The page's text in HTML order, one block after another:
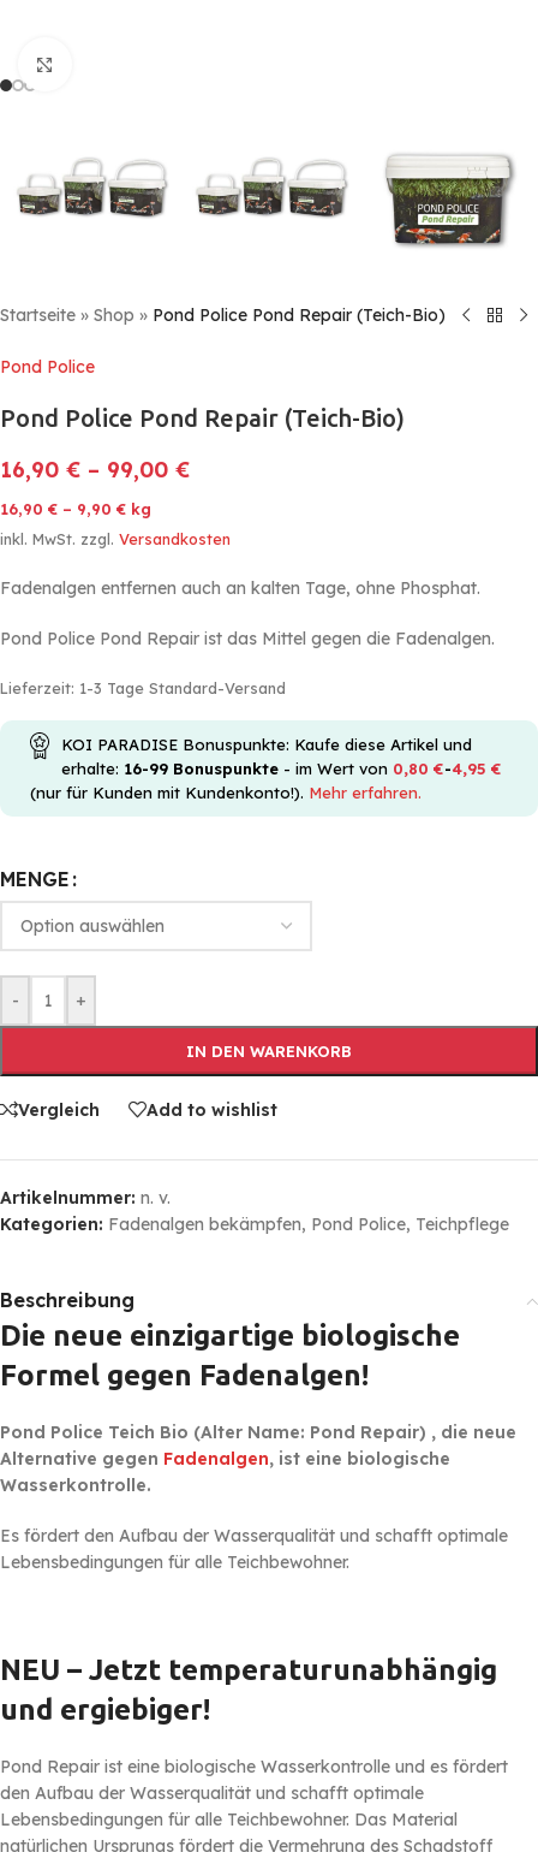
Startseite » Shop » Pond Police Pond Repair (Teich-Bio)
Pond Police
Pond Police Pond Repair (Teich-Bio)
16,90 € – 99,00 €
16,90 € – 9,90 € kg
inkl. MwSt. zzgl. Versandkosten
Fadenalgen entfernen auch an kalten Tage, ohne Phosphat.
Pond Police Pond Repair ist das Mittel gegen die Fadenalgen.
Lieferzeit: 1-3 Tage Standard-Versand
KOI PARADISE Bonuspunkte: Kaufe diese Artikel und
erhalte: 16-99 Bonuspunkte - im Wert von 0,80 €-4,95 €
(nur für Kunden mit Kundenkonto!). Mehr erfahren.
MENGE
- +
IN DEN WARENKORB
Vergleich Add to wishlist
Artikelnummer: n. v.
Kategorien: Fadenalgen bekämpfen, Pond Police, Teichpflege
Beschreibung
Die neue einzigartige biologische
Formel gegen Fadenalgen!
Pond Police Teich Bio (Alter Name: Pond Repair) , die neue
Alternative gegen Fadenalgen, ist eine biologische
Wasserkontrolle.
Es fördert den Aufbau der Wasserqualität und schafft optimale
Lebensbedingungen für alle Teichbewohner.
NEU – Jetzt temperaturunabhängig
und ergiebiger!
Pond Repair ist eine biologische Wasserkontrolle und es fördert
den Aufbau der Wasserqualität und schafft optimale
Lebensbedingungen für alle Teichbewohner. Das Material
natürlichen Ursprungs fördert die Vermehrung des Schadstoff